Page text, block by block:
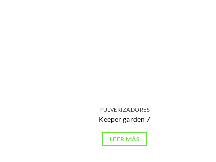
PULVERIZADORES
Keeper garden 7
LEER MÁS